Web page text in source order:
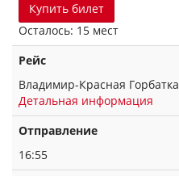
Купить билет
Осталось: 15 мест
Рейс
Владимир-Красная Горбатка
Детальная информация
Отправление
16:55